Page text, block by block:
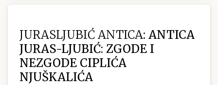
JURASLJUBIĆ ANTICA: ANTICA
JURAS-LJUBIĆ: ZGODE I
NEZGODE CIPLIĆA
NJUŠKALIĆA